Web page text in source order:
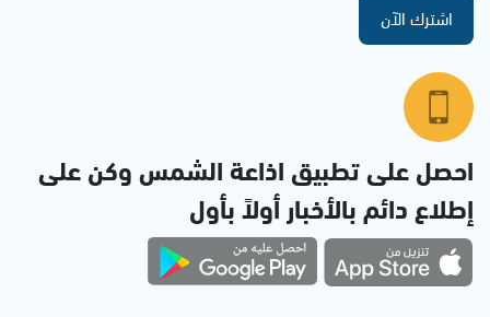
اشترك الآن
احصل على تطبيق اذاعة الشمس وكن على
إطلاع دائم بالأخبار أولاً بأول